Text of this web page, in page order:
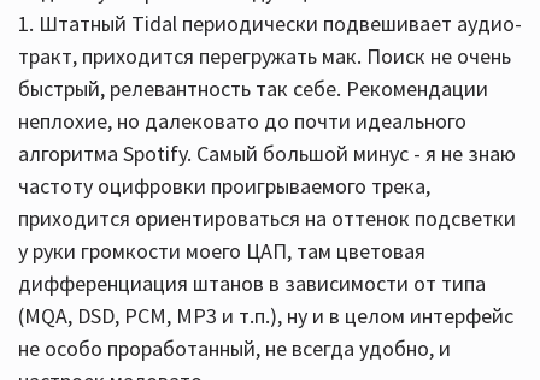
1. Штатный Tidal периодически подвешивает аудио-
тракт, приходится перегружать мак. Поиск не очень
быстрый, релевантность так себе. Рекомендации
неплохие, но далековато до почти идеального
алгоритма Spotify. Самый большой минус - я не знаю
частоту оцифровки проигрываемого трека,
приходится ориентироваться на оттенок подсветки
у руки громкости моего ЦАП, там цветовая
дифференциация штанов в зависимости от типа
(MQA, DSD, PCM, MP3 и т.п.), ну и в целом интерфейс
не особо проработанный, не всегда удобно, и